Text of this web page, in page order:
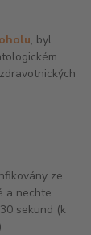
, byl
ze
a nechte
sekund (k